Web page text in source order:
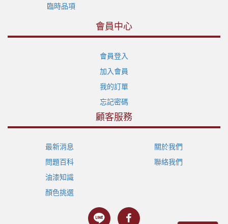
臨時品項
會員中心
會員登入
加入會員
我的訂單
忘記密碼
顧客服務
最新消息
問題百科
油漆知識
顏色挑選
關於我們
聯絡我們